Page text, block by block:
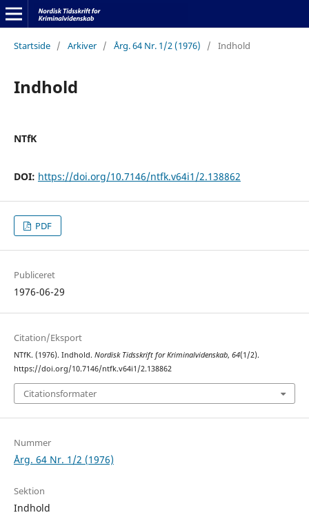
Startside / Arkiver / Årg. 64 Nr. 1/2 (1976) / Indhold
Indhold
NTfK
DOI: https://doi.org/10.7146/ntfk.v64i1/2.138862
PDF
Publiceret
1976-06-29
Citation/Eksport
NTfK. (1976). Indhold. Nordisk Tidsskrift for Kriminalvidenskab, 64(1/2).
https://doi.org/10.7146/ntfk.v64i1/2.138862
Citationsformater
Nummer
Årg. 64 Nr. 1/2 (1976)
Sektion
Indhold